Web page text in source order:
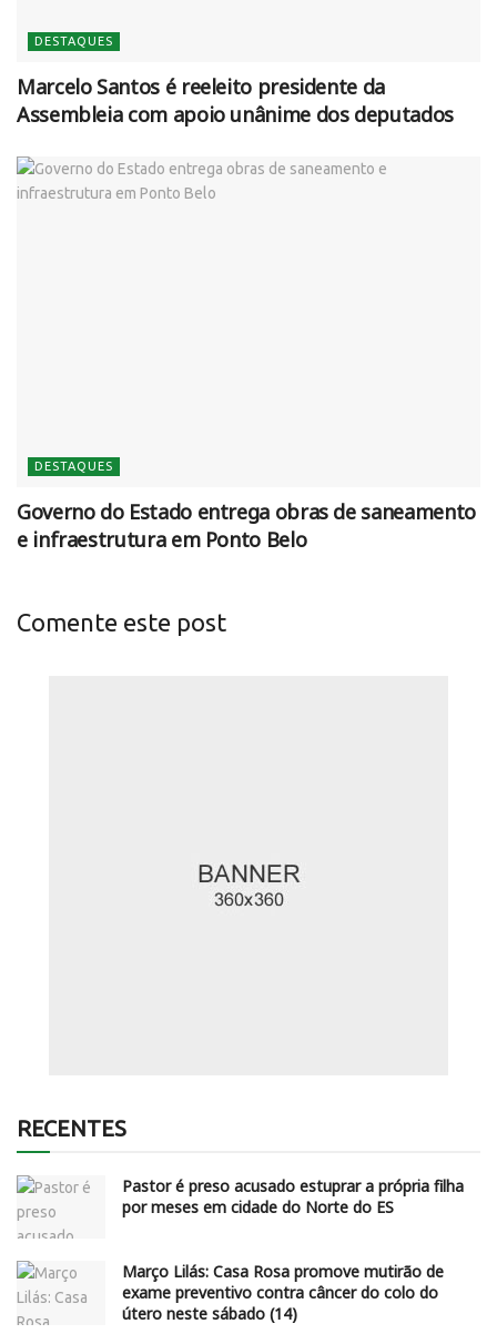
DESTAQUES
Marcelo Santos é reeleito presidente da
Assembleia com apoio unânime dos deputados
DESTAQUES
Governo do Estado entrega obras de saneamento
e infraestrutura em Ponto Belo
Comente este post
RECENTES
Pastor é preso acusado estuprar a própria filha
por meses em cidade do Norte do ES
Março Lilás: Casa Rosa promove mutirão de
exame preventivo contra câncer do colo do
útero neste sábado (14)